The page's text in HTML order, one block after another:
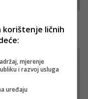
korištenje ličnih
mjerenje
i razvoj usluga
uređaju